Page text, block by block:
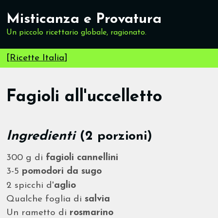
Misticanza e Provatura
Un piccolo ricettario globale, ragionato.
[Ricette Italia]
Fagioli all'uccelletto
Ingredienti(2 porzioni)
300 g di fagioli cannellini
3-5 pomodori da sugo
2 spicchi d'aglio
Qualche foglia disalvia
Un rametto di rosmarino